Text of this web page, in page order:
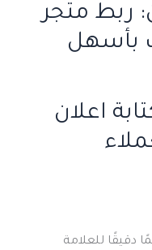
ربط متجر
بأسهل
اعلان
دقيقًا للعلامة